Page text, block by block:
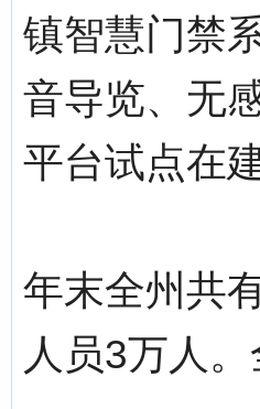
镇智慧门禁
音导览、无
平台试点在
年末全州共
人员3万人